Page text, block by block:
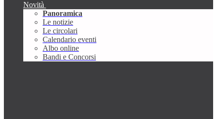
Novità
Panoramica
Le notizie
Le circolari
Calendario eventi
Albo online
Bandi e Concorsi